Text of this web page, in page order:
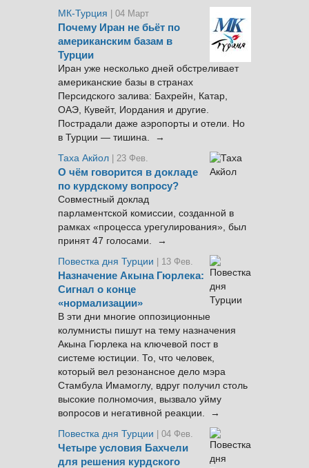
МК-Турция
| 04 Март
Почему Иран не бьёт по
американским базам в
Турции
Иран уже несколько дней обстреливает
американские базы в странах
Персидского залива: Бахрейн, Катар,
ОАЭ, Кувейт, Иордания и другие.
Пострадали даже аэропорты и отели. Но
в Турции — тишина. →
Таха Акйол | 23 Фев.
О чём говорится в докладе
по курдскому вопросу?
Совместный доклад
парламентской комиссии, созданной в
рамках «процесса урегулирования», был
принят 47 голосами. →
Повестка дня Турции
| 13 Фев.
Назначение Акына Гюрлека:
Сигнал о конце
«нормализации»
В эти дни многие оппозиционные
колумнисты пишут на тему назначения
Акына Гюрлека на ключевой пост в
системе юстиции. То, что человек,
который вел резонансное дело мэра
Стамбула Имамоглу, вдруг получил столь
высокие полномочия, вызвало уйму
вопросов и негативной реакции. →
Повестка дня Турции
| 04 Фев.
Четыре условия Бахчели
для решения курдского